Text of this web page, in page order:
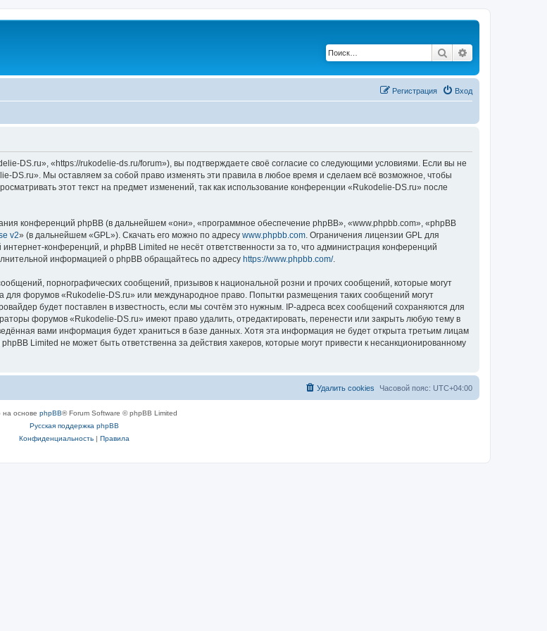
Поиск
Вход
Регистрация
DS.ru», «https://rukodelie-ds.ru/forum»), вы подтверждаете своё согласие со следующими условиями. Если вы не
DS.ru». Мы оставляем за собой право изменять эти правила в любое время и сделаем всё возможное, чтобы
этот текст на предмет изменений, так как использование конференции «Rukodelie-DS.ru» после
конференций phpBB (в дальнейшем «они», «программное обеспечение phpBB», «www.phpbb.com», «phpBB
v2» (в дальнейшем «GPL»). Скачать его можно по адресу www.phpbb.com . Ограничения лицензии GPL для
конференций, и phpBB Limited не несёт ответственности за то, что администрация конференций
информацией о phpBB обращайтесь по адресу https://www.phpbb.com/.
порнографических сообщений, призывов к национальной розни и прочих сообщений, которые могут
для форумов «Rukodelie-DS.ru» или международное право. Попытки размещения таких сообщений могут
будет поставлен в известность, если мы сочтём это нужным. IP-адреса всех сообщений сохраняются для
форумов «Rukodelie-DS.ru» имеют право удалить, отредактировать, перенести или закрыть любую тему в
вами информация будет храниться в базе данных. Хотя эта информация не будет открыта третьим лицам
Limited не может быть ответственна за действия хакеров, которые могут привести к несанкционированному
Часовой пояс: UTC+04:00
Удалить cookies
на основе phpBB® Forum Software © phpBB Limited
Русская поддержка phpBB
Конфиденциальность| Правила